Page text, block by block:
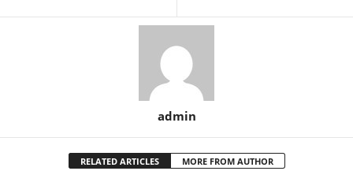
admin
RELATED ARTICLES MORE FROM AUTHOR